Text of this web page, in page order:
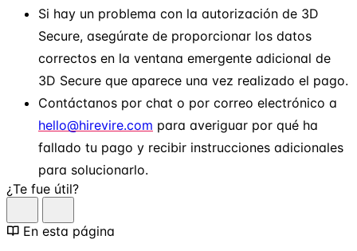
Si hay un problema con la autorización de 3D
Secure, asegúrate de proporcionar los datos
correctos en la ventana emergente adicional de
3D Secure que aparece una vez realizado el pago.
Contáctanos por chat o por correo electrónico a
hello@hirevire.com para averiguar por qué ha
fallado tu pago y recibir instrucciones adicionales
para solucionarlo.
¿Te fue útil?
En esta página